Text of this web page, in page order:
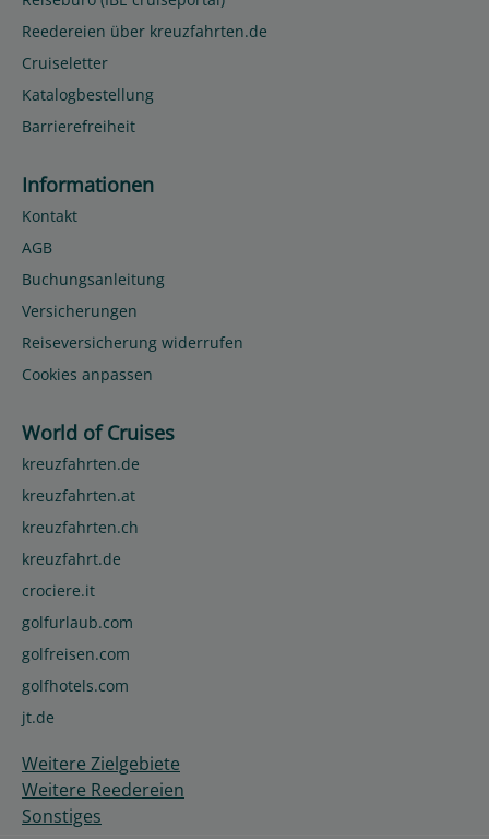
Reedereien über kreuzfahrten.de
Cruiseletter
Katalogbestellung
Barrierefreiheit
Informationen
Kontakt
AGB
Buchungsanleitung
Versicherungen
Reiseversicherung widerrufen
Cookies anpassen
World of Cruises
kreuzfahrten.de
kreuzfahrten.at
kreuzfahrten.ch
kreuzfahrt.de
crociere.it
golfurlaub.com
golfreisen.com
golfhotels.com
jt.de
Weitere Zielgebiete
Weitere Reedereien
Sonstiges